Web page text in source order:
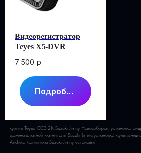
Видеорегистратор
Teyes X5-DVR
7 500 р.
Подробнее
купить Teyes CC3 2K Suzuki Jimny Новосибирск, установка
замена штатной магнитолы Suzuki Jimny, установка
Android магнитола Suzuki Jimny установка